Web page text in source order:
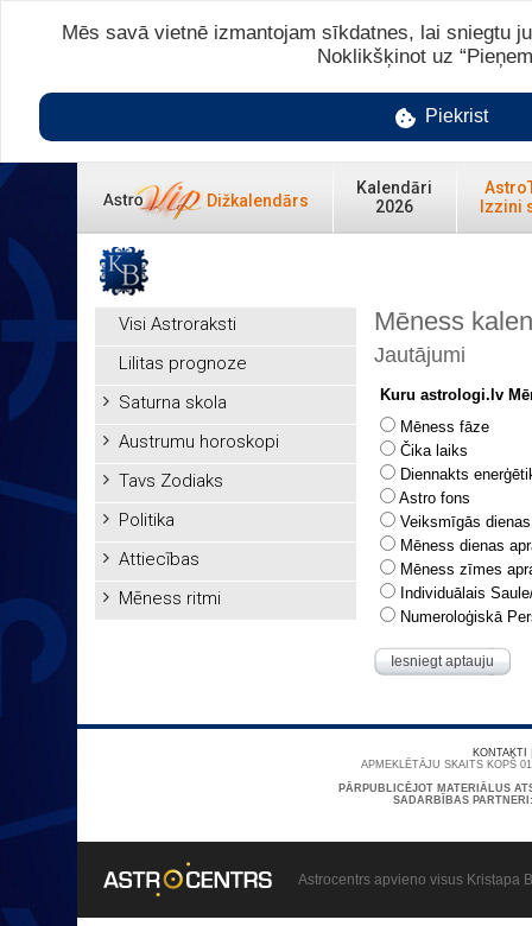
Dižkalendārs
Kalendāri
2026
Izzini
Visi Astroraksti
Lilitas prognoze
Saturna skola
Austrumu horoskopi
Tavs Zodiaks
Politika
Attiecības
Mēness ritmi
Mēness
Jautājumi
Kuru astrologi.lv
Mēness fāze
Čika laiks
Diennakts
Astro fons
Veiksmīgās
Mēness dienas
Mēness zīmes
Individuālais
Numeroloģiskā
Iesniegt aptauju
KONTAKTI
APMEKLĒTĀJU SKAITS KOPŠ
PĀRPUBLICĒJOT MATERIĀLUS
SADARBĪBAS
Astrocentrs apvieno visus Kristapa
Mēs savā vietnē izmantojam sīkdatnes, lai sniegtu
Noklikšķinot uz
Piekrist